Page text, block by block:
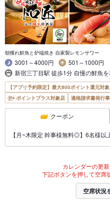
朝獲れ鮮魚と炉端焼き 自家製レモンサワー
3001～4000円
501～1000円
新宿三丁目駅 徒歩1分 自慢の鮮魚
【アプリ予約限定】最大800ポイント還元対
ポイントプラス対象店
適格請求書発行
クーポン
【月~木限定 幹事様無料◎】6名様以
カレンダーの更新
下記ボタンを押して空席
空席状況